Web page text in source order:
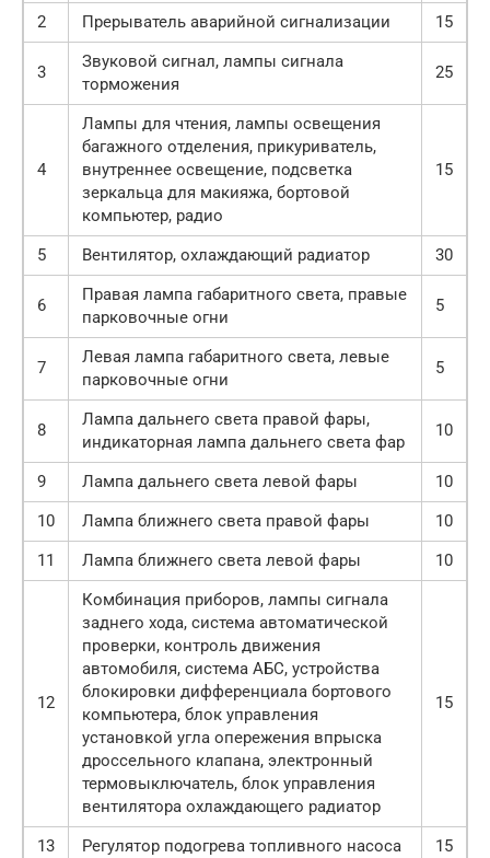
2 Прерыватель аварийной сигнализации 15
3
Звуковой сигнал, лампы сигнала
торможения
25
4
Лампы для чтения, лампы освещения
багажного отделения, прикуриватель,
внутреннее освещение, подсветка
зеркальца для макияжа, бортовой
компьютер, радио
15
5 Вентилятор, охлаждающий радиатор 30
6
Правая лампа габаритного света, правые
парковочные огни
5
7
Левая лампа габаритного света, левые
парковочные огни
5
8
Лампа дальнего света правой фары,
индикаторная лампа дальнего света фар
10
9 Лампа дальнего света левой фары
10
10
Лампа ближнего света правой фары
10
11
Лампа ближнего света левой фары 10
12
Комбинация приборов, лампы сигнала
заднего хода, система автоматической
проверки, контроль движения
автомобиля, система АБС, устройства
блокировки дифференциала бортового
компьютера, блок управления
установкой угла опережения впрыска
дроссельного клапана, электронный
термовыключатель, блок управления
вентилятора охлаждающего радиатор
15
13 Регулятор подогрева топливного насоса 15